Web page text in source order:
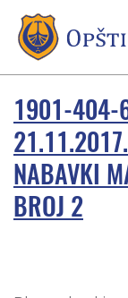
1901-404-
NABAVKI
BROJ 2